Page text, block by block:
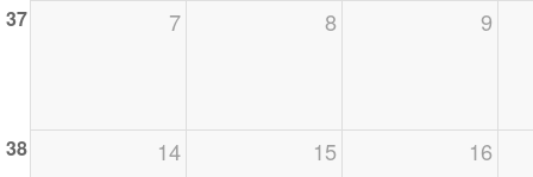
37 7 8 9
38 14 15 16